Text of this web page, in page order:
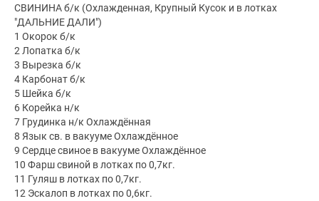
СВИНИНА б/к (Охлажденная, Крупный Кусок и в лотках
"ДАЛЬНИЕ ДАЛИ")
1 Окорок б/к
2 Лопатка б/к
3 Вырезка б/к
4 Карбонат б/к
5 Шейка б/к
6 Корейка н/к
7 Грудинка н/к Охлаждённая
8 Язык св. в вакууме Охлаждённое
9 Сердце свиное в вакууме Охлаждённое
10 Фарш свиной в лотках по 0,7кг.
11 Гуляш в лотках по 0,7кг.
12 Эскалоп в лотках по 0,6кг.